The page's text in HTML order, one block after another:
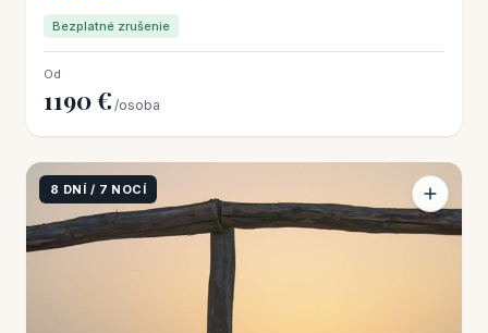
Bezplatné zrušenie
Od
1190 € /osoba
8 DNÍ / 7 NOCÍ